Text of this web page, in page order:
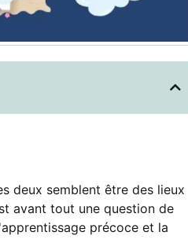
deux semblent être des lieux
avant tout une question de
précoce et la